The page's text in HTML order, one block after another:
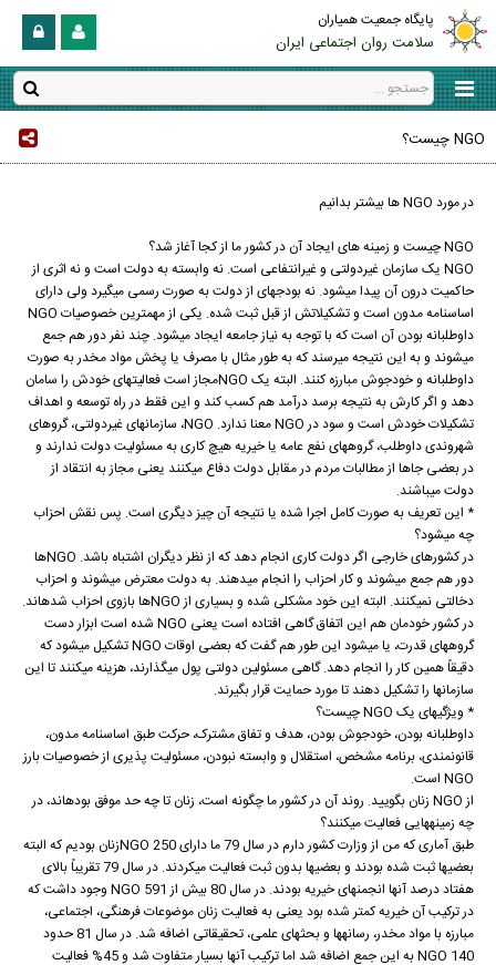
پایگاه جمعیت همیاران
سلامت روان اجتماعی ایران
NGO چیست؟
در مورد NGO ها بیشتر بدانیم
NGO چیست و زمینه‏ های ایجاد آن در کشور ما از کجا آغاز شد؟
NGO یک سازمان غیردولتی و غیرانتفاعی است. نه وابسته به دولت است و نه اثری از
حاکمیت درون آن پیدا می‏شود. نه بودجه‏ای از دولت به صورت رسمی می‏گیرد ولی دارای
اساسنامه مدون است و تشکیلاتش از قبل ثبت شده. یکی از مهمترین خصوصیات NGO
داوطلبانه بودن آن است که با توجه به نیاز جامعه ایجاد می‏شود. چند نفر دور هم جمع
می‏شوند و به این نتیجه می‏رسند که به طور مثال با مصرف یا پخش مواد مخدر به صورت
داوطلبانه و خودجوش مبارزه کنند. البته یک NGOمجاز است فعالیتهای خودش را سامان
دهد و اگر کارش به نتیجه برسد درآمد هم کسب کند و این فقط در راه توسعه و اهداف
تشکیلات خودش است و سود در NGO معنا ندارد. NGO، سازمان‏های غیردولتی، گروهای
شهروندی داوطلب، گروههای نفع عامه یا خیریه هیچ کاری به مسئولیت دولت ندارند و
در بعضی جاها از مطالبات مردم در مقابل دولت دفاع می‏کنند یعنی مجاز به انتقاد از
دولت می‏باشند.
* این تعریف به صورت کامل اجرا شده یا نتیجه آن چیز دیگری است. پس نقش احزاب
چه می‏شود؟
در کشورهای خارجی اگر دولت کاری انجام دهد که از نظر دیگران اشتباه باشد. NGOها
دور هم جمع می‏شوند و کار احزاب را انجام می‏دهند. به دولت معترض می‏شوند و احزاب
دخالتی نمی‏کنند. البته این خود مشکلی شده و بسیاری از NGOها بازوی احزاب شده‏اند.
در کشور خودمان هم این اتفاق گاهی افتاده است یعنی NGO شده است ابزار دست
گروه‏های قدرت، یا می‏شود این طور هم گفت که بعضی اوقات NGO تشکیل می‏شود که
دقیقاً همین کار را انجام دهد. گاهی مسئولین دولتی پول می‏گذارند، هزینه می‏کنند تا این
سازمان‏ها را تشکیل دهند تا مورد حمایت قرار بگیرند.
* ویژگی‏های یک NGO چیست؟
داوطلبانه بودن، خودجوش بودن، هدف و تفاق مشترک، حرکت طبق اساسنامه مدون،
قانونمندی، برنامه مشخص، استقلال و وابسته نبودن، مسئولیت پذیری از خصوصیات بارز
NGO است.
از NGO زنان بگویید. روند آن در کشور ما چگونه است، زنان تا چه حد موفق بوده‏اند، در
چه زمینه‏هایی فعالیت می‏کنند؟
طبق آماری که من از وزارت کشور دارم در سال 79 ما دارای 250 NGOزنان بودیم که البته
بعضی‏ها ثبت شده بودند و بعضی‏ها بدون ثبت فعالیت می‏کردند. در سال 79 تقریباً بالای
هفتاد درصد آنها انجمن‏های خیریه بودند. در سال 80 بیش از 591 NGO وجود داشت که
در ترکیب آن خیریه کمتر شده بود یعنی به فعالیت زنان موضوعات فرهنگی، اجتماعی،
مبارزه با مواد مخدر، رسانه‏ها و بحث‏های علمی، تحقیقاتی اضافه شد. در سال 81 حدود
140 NGO به این جمع اضافه شد اما ترکیب آنها بسیار متفاوت شد و 45% فعالیت